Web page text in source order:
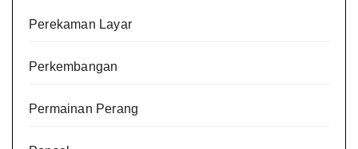
Perekaman Layar
Perkembangan
Permainan Perang